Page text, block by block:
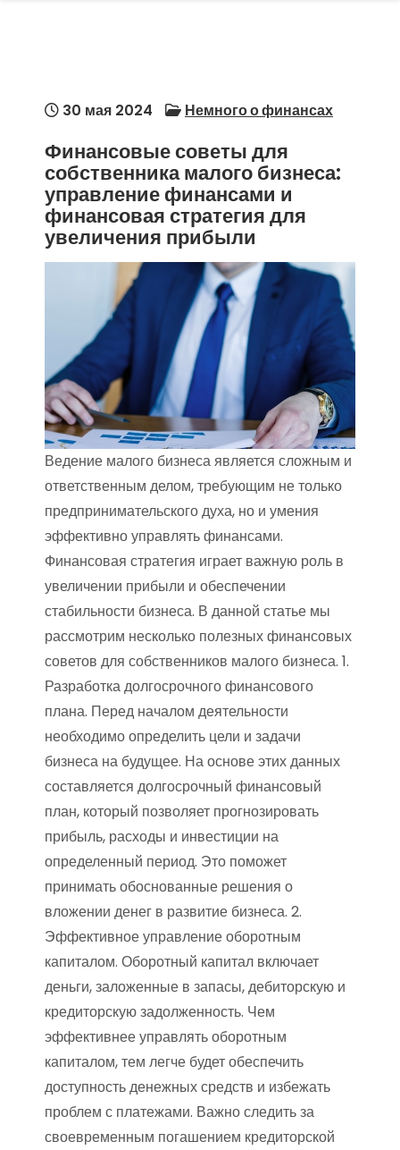
30 мая 2024 Немного о финансах
Финансовые советы для
собственника малого бизнеса:
управление финансами и
финансовая стратегия для
увеличения прибыли
Ведение малого бизнеса является сложным и
ответственным делом, требующим не только
предпринимательского духа, но и умения
эффективно управлять финансами.
Финансовая стратегия играет важную роль в
увеличении прибыли и обеспечении
стабильности бизнеса. В данной статье мы
рассмотрим несколько полезных финансовых
советов для собственников малого бизнеса. 1.
Разработка долгосрочного финансового
плана. Перед началом деятельности
необходимо определить цели и задачи
бизнеса на будущее. На основе этих данных
составляется долгосрочный финансовый
план, который позволяет прогнозировать
прибыль, расходы и инвестиции на
определенный период. Это поможет
принимать обоснованные решения о
вложении денег в развитие бизнеса. 2.
Эффективное управление оборотным
капиталом. Оборотный капитал включает
деньги, заложенные в запасы, дебиторскую и
кредиторскую задолженность. Чем
эффективнее управлять оборотным
капиталом, тем легче будет обеспечить
доступность денежных средств и избежать
проблем с платежами. Важно следить за
своевременным погашением кредиторской